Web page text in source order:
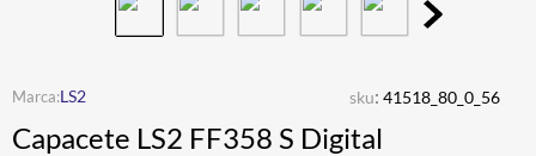
LS2 sku: 41518_80_0_56
Capacete LS2 FF358 S Digital
BOTA
4º ÓCULOS SOLAR
5º LUVA